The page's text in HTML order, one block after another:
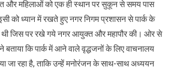
और महिलाओं को एक ही स्थान पर सुकून से समय पास
को ध्यान में रखते हुए नगर निगम प्रशासन से पार्क के
थी जिस पर रखे गये नगर आयुक्त और महापौर की। ओर से
बताया कि पार्क में आने वाले वृद्धजनों के लिए वाचनालय
जा रहा है, ताकि उन्हें मनोरंजन के साथ-साथ अध्ययन